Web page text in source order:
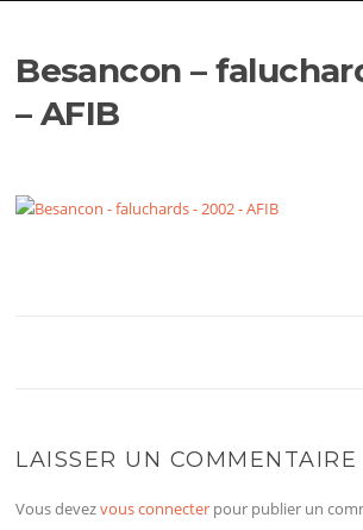
Besancon –
– AFIB
LAISSER UN COMMENTAIRE
Vous devezvous connecter pour publier un